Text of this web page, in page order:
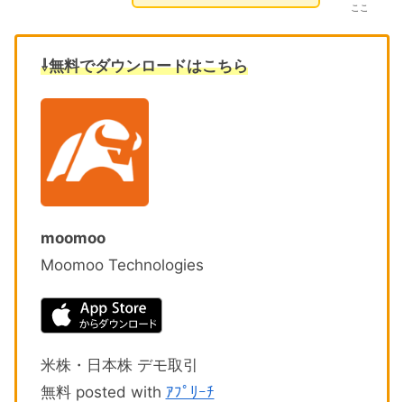
ここ
⇩無料でダウンロードはこちら
moomoo
Moomoo Technologies
米株・日本株 デモ取引
無料 posted with ｱﾌﾟﾘｰﾁ